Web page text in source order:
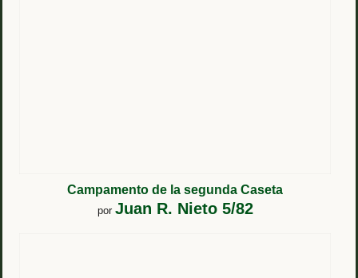
Campamento de la segunda Caseta
por Juan R. Nieto 5/82